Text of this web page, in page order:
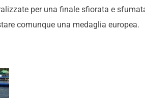
per una finale sfiorata e
comunque una medaglia europea.